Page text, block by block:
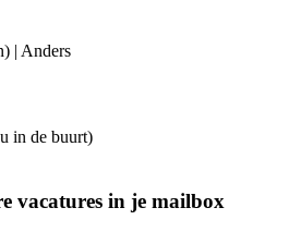
| Anders
in de buurt)
vacatures in je mailbox